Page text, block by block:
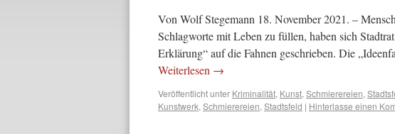
Von Wolf Stegemann 18. November 2021. –
Schlagworte mit Leben zu füllen, haben sich
Erklärung“ auf die Fahnen geschrieben. Die
Weiterlesen →
Veröffentlicht unter Kriminalität, Kunst, Schmierereien,
Kunstwerk, Schmierereien, Stadtsfeld | Hinterlasse einen